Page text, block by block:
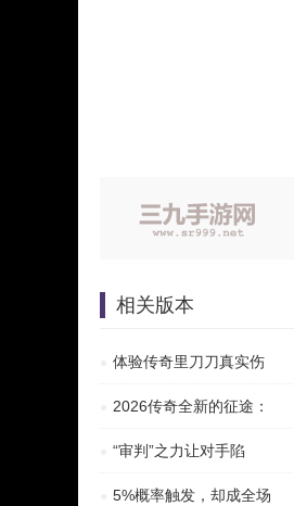
相关版本
体验传奇里刀刀真实伤
2026传奇全新的征途：
“审判”之力让对手陷
5%概率触发，却成全场